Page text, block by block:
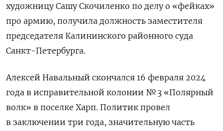
художницу Сашу Скочиленко по делу о «фейках»
про армию, получила должность заместителя
председателя Калининского районного суда
Санкт-Петербурга.
Алексей Навальный скончался 16 февраля 2024
года в исправительной колонии № 3 «Полярный
волк» в поселке Харп. Политик провел
в заключении три года, значительную часть